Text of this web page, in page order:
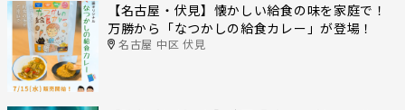
【名古屋・伏見】懐かしい給食の味を家庭で！
万勝から「なつかしの給食カレー」が登場！
名古屋 中区 伏見